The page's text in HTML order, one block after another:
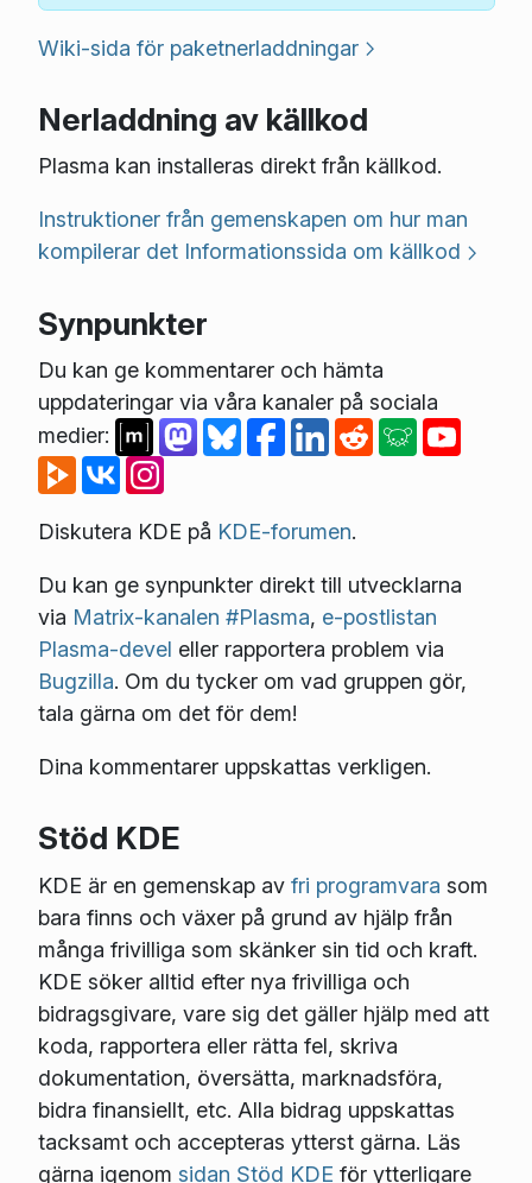
Wiki-sida för paketnerladdningar
Nerladdning av källkod
Plasma kan installeras direkt från källkod.
Instruktioner från gemenskapen om hur man
kompilerar det Informationssida om källkod
Synpunkter
Du kan ge kommentarer och hämta
uppdateringar via våra kanaler på sociala
medier:
Diskutera KDE på KDE-forumen.
Du kan ge synpunkter direkt till utvecklarna
via Matrix-kanalen #Plasma, e-postlistan
Plasma-devel eller rapportera problem via
Bugzilla. Om du tycker om vad gruppen gör,
tala gärna om det för dem!
Dina kommentarer uppskattas verkligen.
Stöd KDE
KDE är en gemenskap av fri programvara som
bara finns och växer på grund av hjälp från
många frivilliga som skänker sin tid och kraft.
KDE söker alltid efter nya frivilliga och
bidragsgivare, vare sig det gäller hjälp med att
koda, rapportera eller rätta fel, skriva
dokumentation, översätta, marknadsföra,
bidra finansiellt, etc. Alla bidrag uppskattas
tacksamt och accepteras ytterst gärna. Läs
gärna igenom sidan Stöd KDE för ytterligare